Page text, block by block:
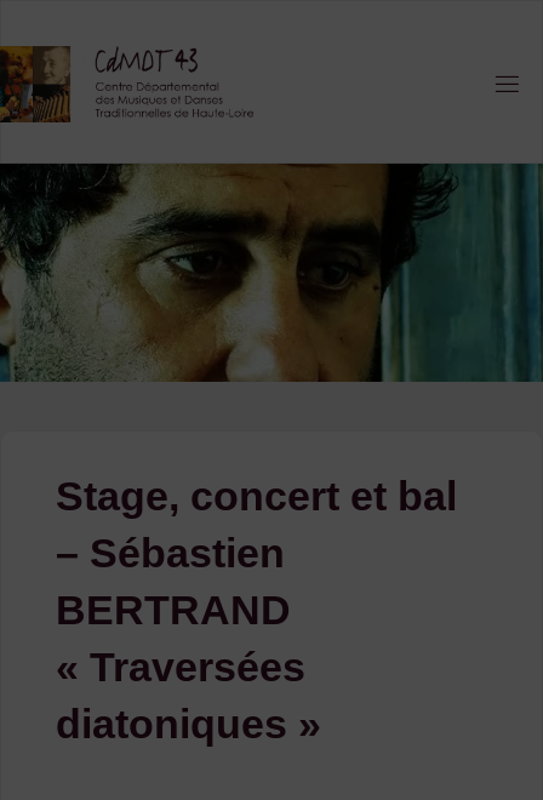
content
Stage, concert et bal
– Sébastien
BERTRAND
« Traversées
diatoniques »